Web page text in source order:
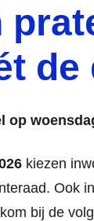
de
op
kiezen
Ook
bij de